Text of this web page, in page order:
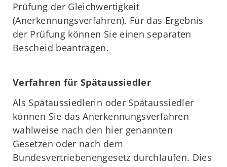
Prüfung der Gleichwertigkeit
(Anerkennungsverfahren). Für das Ergebnis
der Prüfung können Sie einen separaten
Bescheid beantragen.
Verfahren für Spätaussiedler
Als Spätaussiedlerin oder Spätaussiedler
können Sie das Anerkennungsverfahren
wahlweise nach den hier genannten
Gesetzen oder nach dem
Bundesvertriebenengesetz durchlaufen. Dies